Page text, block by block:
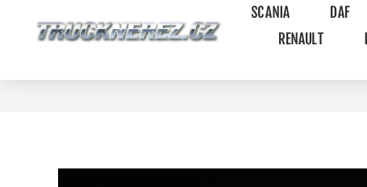
SCANIA DAF
RENAULT